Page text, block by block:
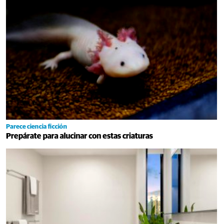
Parece ciencia ficción
Prepárate para alucinar con estas criaturas